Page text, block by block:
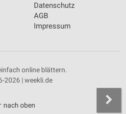
Datenschutz
AGB
Impressum
online blättern.
2026 | weekli.de
nach oben